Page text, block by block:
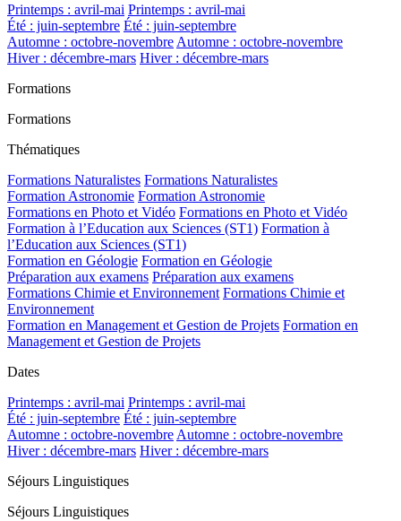
Printemps : avril-mai Printemps : avril-mai
Été : juin-septembre Été : juin-septembre
Automne : octobre-novembre Automne : octobre-novembre
Hiver : décembre-mars Hiver : décembre-mars
Formations
Formations
Thématiques
Formations Naturalistes Formations Naturalistes
Formation Astronomie Formation Astronomie
Formations en Photo et Vidéo Formations en Photo et Vidéo
Formation à l’Education aux Sciences (ST1) Formation à
l’Education aux Sciences (ST1)
Formation en Géologie Formation en Géologie
Préparation aux examens Préparation aux examens
Formations Chimie et Environnement Formations Chimie et
Environnement
Formation en Management et Gestion de Projets Formation en
Management et Gestion de Projets
Dates
Printemps : avril-mai Printemps : avril-mai
Été : juin-septembre Été : juin-septembre
Automne : octobre-novembre Automne : octobre-novembre
Hiver : décembre-mars Hiver : décembre-mars
Séjours Linguistiques
Séjours Linguistiques